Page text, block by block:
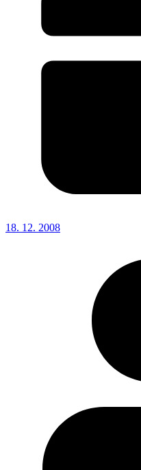
18. 12. 2008